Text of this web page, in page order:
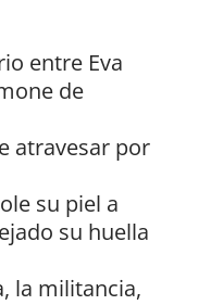
entre Eva
de
atravesar por
su piel a
su huella
la militancia,